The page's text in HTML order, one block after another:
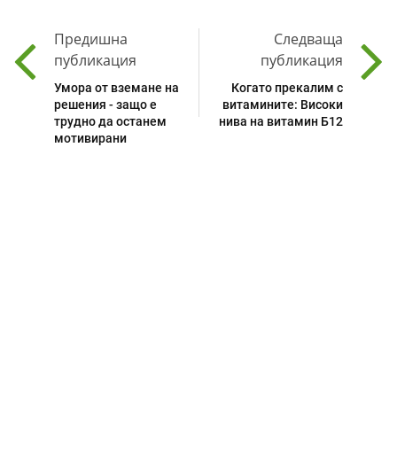
Предишна
публикация
Умора от вземане на
решения - защо е
трудно да останем
мотивирани
Следваща
публикация
Когато прекалим с
витамините: Високи
нива на витамин Б12